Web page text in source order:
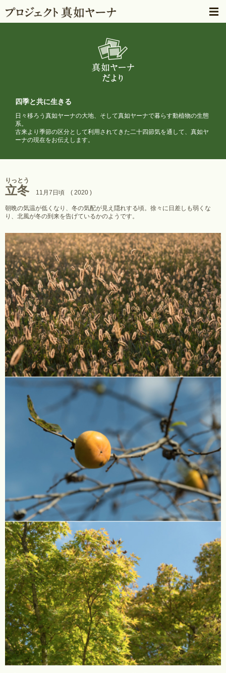
四季と共に生きる
日々移ろう真如ヤーナの大地、そして真如ヤーナで暮らす動植物の生態
系。
古来より季節の区分として利用されてきた二十四節気を通して、 真如ヤ
ーナの現在をお伝えします。
立冬
りっとう
11月7日頃 ( 2020 )
朝晩の気温が低くなり、冬の気配が見え隠れする頃。徐々に日差しも弱くな
り、北風が冬の到来を告げているかのようです。